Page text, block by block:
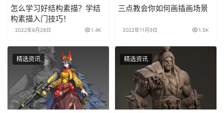
怎么学习好结构素描？学结
构素描入门技巧！
2022年6月28日 1.4K
三点教会你如何画插画场景
2022年11月9日 1.5K
精选资讯 精选资讯